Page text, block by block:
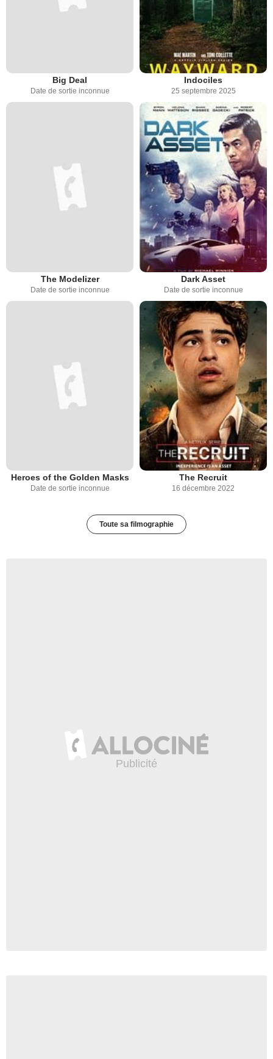
Big Deal
Date de sortie inconnue
Indociles
25 septembre 2025
The Modelizer
Date de sortie inconnue
Dark Asset
Date de sortie inconnue
Heroes of the Golden Masks
Date de sortie inconnue
The Recruit
16 décembre 2022
Toute sa filmographie